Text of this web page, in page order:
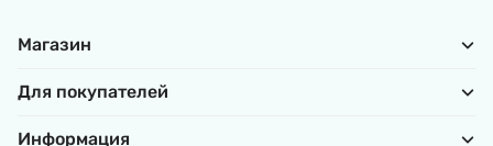
Магазин
Для покупателей
Информация